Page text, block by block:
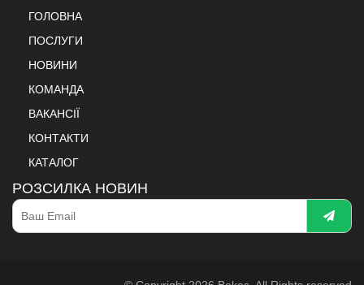
ГОЛОВНА
ПОСЛУГИ
НОВИНИ
КОМАНДА
ВАКАНСІЇ
КОНТАКТИ
КАТАЛОГ
РОЗСИЛКА НОВИН